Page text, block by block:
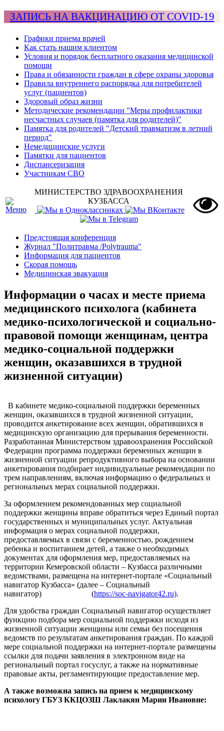
ЗАПИСЬ НА ВАКЦИНАЦИЮ ОТ COVID-19
Графики приема врачей
Как стать нашим клиентом
Условия и порядок бесплатного оказания медицинской
помощи
Права и обязанности граждан в сфере охраны здоровья
Правила внутреннего распорядка для потребителей
услуг (пациентов)
Здоровый образ жизни
Методические рекомендации "Меры профилактики
несчастных случаев (памятка для родителей)"
Памятка для родителей "Детский травматизм в летний
период"
Немедицинские услуги
Памятки для пациентов
Диспансеризация
Участникам СВО
МИНИСТЕРСТВО ЗДРАВООХРАНЕНИЯ
КУЗБАССА
Предстоящая конференция
Журнал "Политравма /Polytrauma"
Информация для пациентов
Скорая помощь
Медицинская эвакуация
Информации о часах и месте приема
медицинского психолога (кабинета
медико-психологической и социально-
правовой помощи женщинам, центра
медико-социальной поддержки
женщин, оказавшихся в трудной
жизненной ситуации)
В кабинете медико-социальной поддержки беременных
женщин, оказавшихся в трудной жизненной ситуации,
проводится анкетирование всех женщин, обратившихся в
медицинскую организацию для прерывания беременности.
Разработанная Министерством здравоохранения Российской
Федерации программа поддержки беременных женщин в
жизненной ситуации репродуктивного выбора на основании
анкетирования подбирает индивидуальные рекомендации по
трем направлениям, включая информацию о федеральных и
региональных мерах социальной поддержки.
За оформлением рекомендованных мер социальной
поддержки женщины вправе обратиться через Единый портал
государственных и муниципальных услуг. Актуальная
информация о мерах социальной поддержки,
предоставляемых в связи с беременностью, рождением
ребенка и воспитанием детей, а также о необходимых
документах для оформления мер, предоставляемых на
территории Кемеровской области – Кузбасса различными
ведомствами, размещена на интернет-портале «Социальный
навигатор Кузбасса» (далее – Социальный
навигатор) (https://soc-navigator42.ru).
Для удобства граждан Социальный навигатор осуществляет
функцию подбора мер социальной поддержки исходя из
жизненной ситуации женщины или семьи без посещения
ведомств по результатам анкетирования граждан. По каждой
мере социальной поддержки на интернет-портале размещены
ссылки для подачи заявления в электронном виде на
региональный портал госуслуг, а также на нормативные
правовые акты, регламентирующие предоставление мер.
А также возможна запись на прием к медицинскому
психологу ГБУЗ ККЦОЗШ Лаклакян Марии Ивановне: